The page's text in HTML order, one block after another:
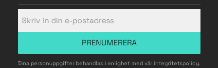
PRENUMERERA
Dina personuppgifter behandlas i enlighet med vår integritetspolicy.